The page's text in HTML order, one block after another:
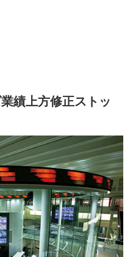
績上方修正ストッ